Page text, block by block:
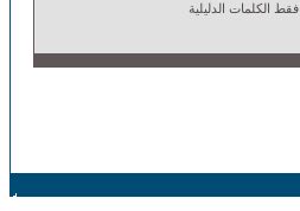
فقط الكلمات الدليلية